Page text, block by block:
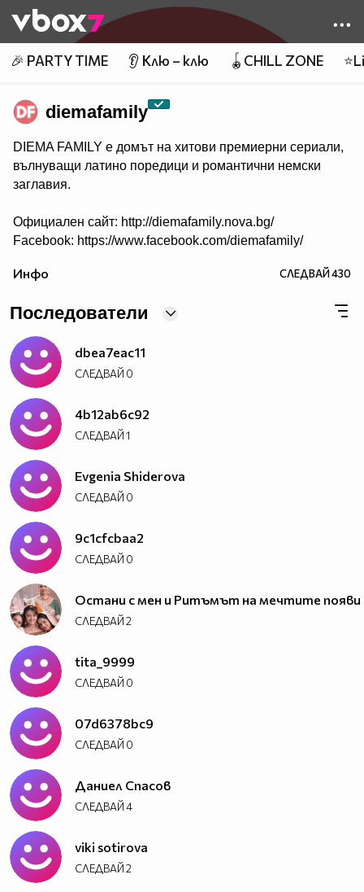
👾
🎉 PARTY TIME 👂 Клю – клю 🪀CHILL ZONE
diemafamily
DIEMA FAMILY e домът на хитови премиерни сериали,
вълнуващи латино поредици и романтични немски
заглавия.
Официален сайт: http://diemafamily.nova.bg/
Facebook: https://www.facebook.com/diemafamily/
Инфо СЛЕДВАЙ430
Последователи
dbea7eac11
СЛЕДВАЙ 0
4b12ab6c92
СЛЕДВАЙ1
Evgenia Shiderova
СЛЕДВАЙ 0
9c1cfcbaa2
СЛЕДВАЙ 0
Oстани с мен и Ритъмът на мечтите появи
СЛЕДВАЙ2
tita_9999
СЛЕДВАЙ 0
07d6378bc9
СЛЕДВАЙ 0
Даниел Спасов
СЛЕДВАЙ4
viki sotirova
СЛЕДВАЙ2